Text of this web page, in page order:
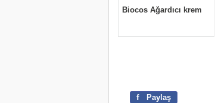
f Paylaş